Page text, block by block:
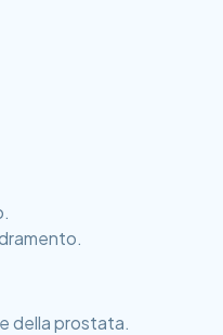
della prostata.